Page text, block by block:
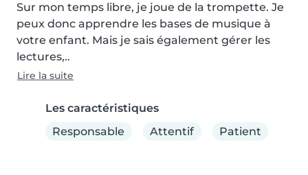
Sur mon temps libre, je joue de la trompette. Je
peux donc apprendre les bases de musique à
votre enfant. Mais je sais également gérer les
lectures,..
Lire la suite
Les caractéristiques
Responsable
Attentif Patient